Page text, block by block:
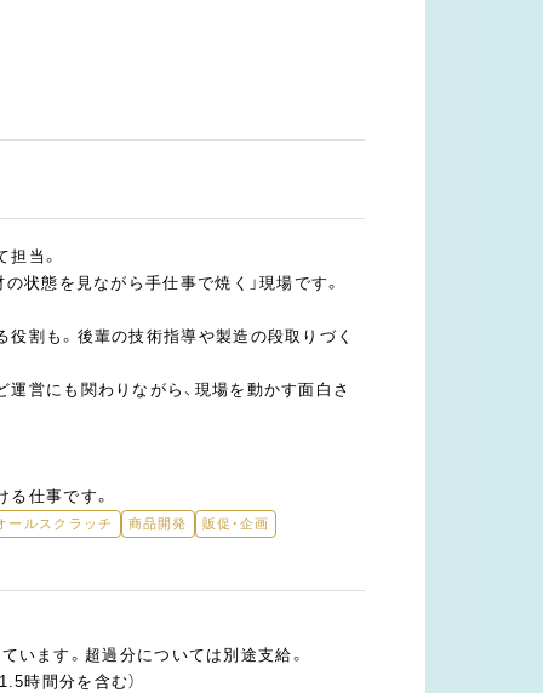
当。
状態を見ながら手仕事で焼く」現場です。
割も。後輩の技術指導や製造の段取りづく
営にも関わりながら、現場を動かす面白さ
仕事です。
ールスクラッチ 商品開発
販促・企画
います。超過分については別途支給。
時間分を含む）